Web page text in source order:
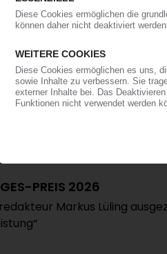
PLASTICS
übernimmt beim Additiv-
/ Ausbau in Büren
mit
Effekte durch Iran-Krieg
PREIS 2026
Markus Lüling